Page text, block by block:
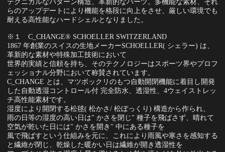
テクニカルなパターン構造、革新的なパーツ。多機能な素材、それ
らのアップデートにより機能を格段に向上をさせ、厳しい環境でも
耐える高性能なハードシェルとなりました。
※１ C_CHANGE® SCHOELLER SWITZERLAND
1867 年創業のスイスの生地メーカーSCHOELLER( シェラー) は、
革新的な素材や特殊加工技術において
世界的実績と信頼を持ち、そのテクノロジーはスポーツ界やプロフ
ェッショナル分野において称賛されています。
C_CHANGE とは、マツボックリのもつ自動開閉機能に着目し開発
した自動透湿コントロール付 完全防水、透湿性、4ウェイストレッ
チ高性能素材です。
湿度により開閉する松毬( 松かさ/ 松ぼっくり) 構造から作られ、
雨の日等の湿度の高い日は" かさを閉じ" 種子を飛ばさず、晴れて
空気が乾いた日には" かさを開き" 中にある種子を
風で飛ばすという仕組みを元に、これにより雨風や寒さを感知する
と繊維が閉じ、乾燥した暖かい日は繊維が開き透湿性を